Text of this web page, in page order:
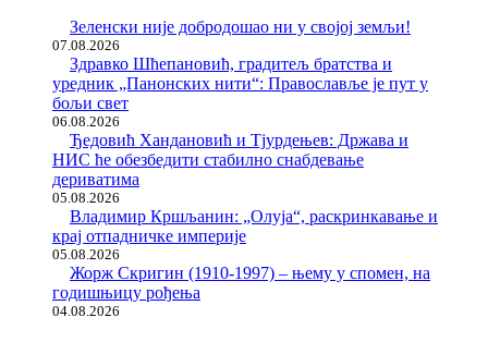
Зеленски није добродошао ни у својој земљи!
07.08.2026
Здравко Шћепановић, градитељ братства и
уредник „Панонских нити“: Православље је пут у
бољи свет
06.08.2026
Ђедовић Хандановић и Тјурдењев: Држава и
НИС ће обезбедити стабилно снабдевање
дериватима
05.08.2026
Владимир Кршљанин: „Олуја“, раскринкавање и
крај отпадничке империје
05.08.2026
Жорж Скригин (1910-1997) – њему у спомен, на
годишњицу рођења
04.08.2026